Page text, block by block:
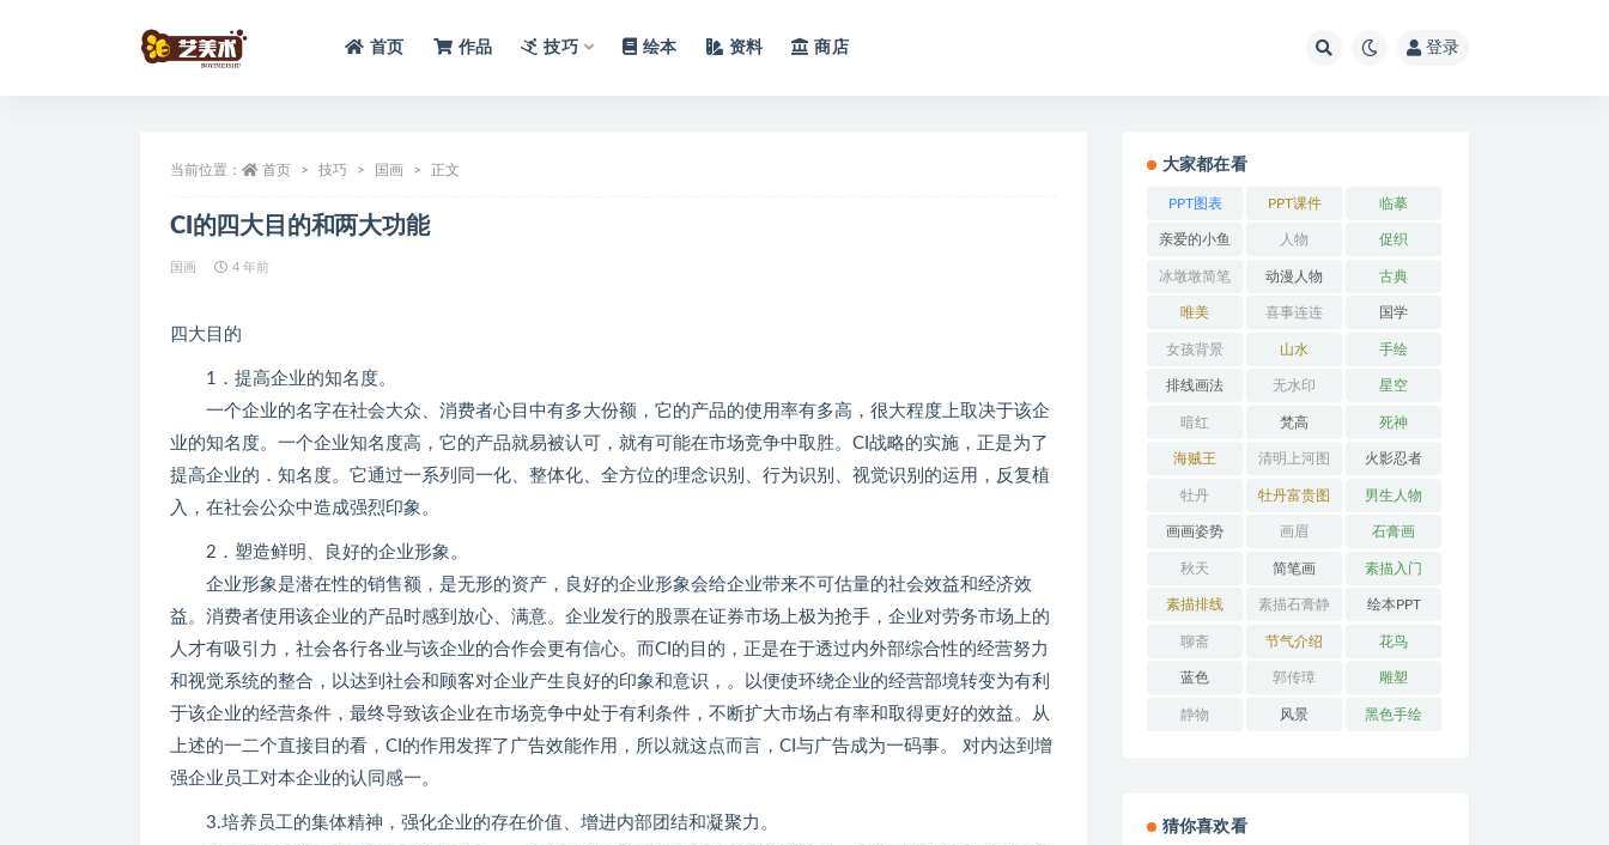
首页 作品 技巧 绘本 资料 商店 登录
当前位置： 首页 技巧 国画 正文
CI的四大目的和两大功能
国画 4 年前
四大目的
1．提高企业的知名度。
一个企业的名字在社会大众、消费者心目中有多大份额，它的产品的使用率有多高，很大程度上取决于该企
业的知名度。一个企业知名度高，它的产品就易被认可，就有可能在市场竞争中取胜。CI战略的实施，正是为了
提高企业的．知名度。它通过一系列同一化、整体化、全方位的理念识别、行为识别、视觉识别的运用，反复植
入，在社会公众中造成强烈印象。
2．塑造鲜明、良好的企业形象。
企业形象是潜在性的销售额，是无形的资产，良好的企业形象会给企业带来不可估量的社会效益和经济效
益。消费者使用该企业的产品时感到放心、满意。企业发行的股票在证券市场上极为抢手，企业对劳务市场上的
人才有吸引力，社会各行各业与该企业的合作会更有信心。而CI的目的，正是在于透过内外部综合性的经营努力
和视觉系统的整合，以达到社会和顾客对企业产生良好的印象和意识，。以便使环绕企业的经营部境转变为有利
于该企业的经营条件，最终导致该企业在市场竞争中处于有利条件，不断扩大市场占有率和取得更好的效益。从
上述的一二个直接目的看，CI的作用发挥了广告效能作用，所以就这点而言，CI与广告成为一码事。 对内达到增
强企业员工对本企业的认同感一。
3.培养员工的集体精神，强化企业的存在价值、增进内部团结和凝聚力。
大家都在看
PPT图表 PPT课件 临摹
亲爱的小鱼 人物 促织
冰墩墩简笔
画
动漫人物 古典
唯美 喜事连连 国学
女孩背景 山水 手绘
排线画法 无水印 星空
暗红 梵高 死神
海贼王 清明上河图 火影忍者
牡丹 牡丹富贵图 男生人物
画画姿势 画眉 石膏画
秋天 简笔画 素描入门
素描排线 素描石膏静
物
绘本PPT
聊斋 节气介绍 花鸟
蓝色 郭传璋 雕塑
静物 风景 黑色手绘
猜你喜欢看